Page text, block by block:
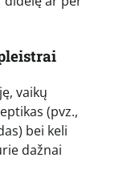
vaikų
(pvz.,
bei keli
dažnai